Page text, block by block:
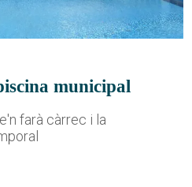
municipal
farà càrrec i la